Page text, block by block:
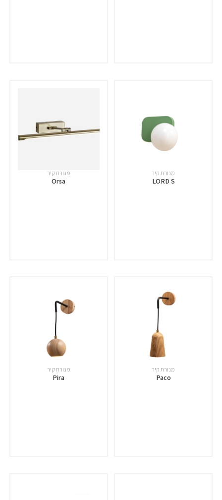
מנורת קיר
LORD S
מנורת קיר
Orsa
מנורת קיר
Paco
מנורת קיר
Pira